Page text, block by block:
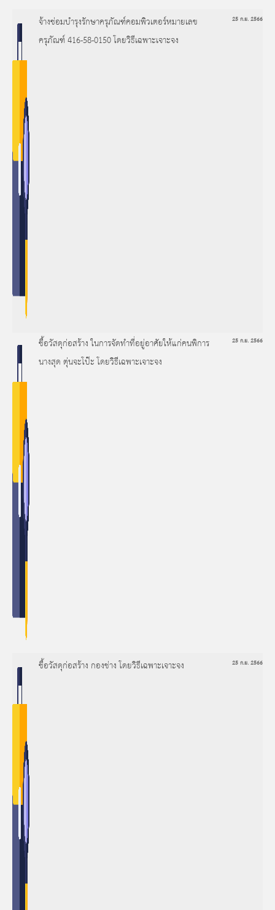
จ้างซ่อมบำรุงรักษาครุภัณฑ์คอมพิวเตอร์หมายเลข
ครุภัณฑ์ 416-58-0150 โดยวิธีเฉพาะเจาะจง
25 ก.ย. 2566
ซื้อวัสดุก่อสร้าง ในการจัดทำที่อยู่อาศัยให้แก่คนพิการ
นางสุด ตุ่นจะโป๊ะ โดยวิธีเฉพาะเจาะจง
25 ก.ย. 2566
ซื้อวัสดุก่อสร้าง กองช่าง โดยวิธีเฉพาะเจาะจง 25 ก.ย. 2566